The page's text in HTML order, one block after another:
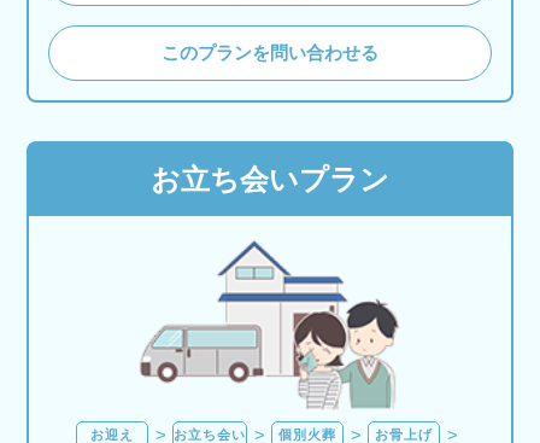
このプランを問い合わせる
お立ち会いプラン
お迎え お立ち会い 個別火葬 お骨上げ